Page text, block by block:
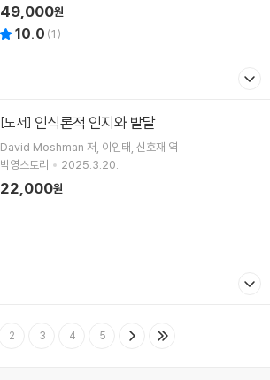
49,000원
10.0 (1)
[도서] 인식론적 인지와 발달
David Moshman 저 이인태 신호재 역
박영스토리
2025.3.20.
22,000원
2 3 4 5